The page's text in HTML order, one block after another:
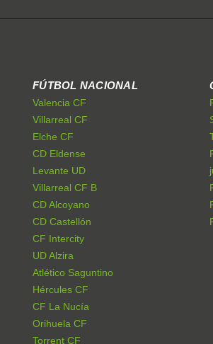
FÚTBOL NACIONAL
Valencia CF
Villarreal CF
Elche CF
CD Eldense
Levante UD
Villarreal CF B
CD Alcoyano
CD Castellón
CF Intercity
UD Alzira
Atlético Saguntino
Hércules CF
CF La Nucía
Orihuela CF
Torrent CF